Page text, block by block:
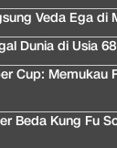
Veda Ega di
Dunia di Usia
Cup: Memukau
Beda Kung Fu